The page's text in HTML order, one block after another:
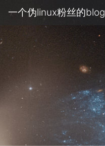
一个伪linux粉丝的blog